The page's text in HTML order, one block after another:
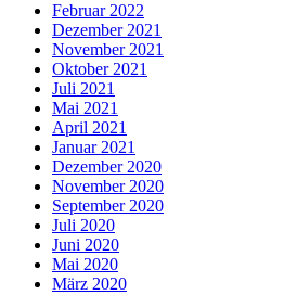
Februar 2022
Dezember 2021
November 2021
Oktober 2021
Juli 2021
Mai 2021
April 2021
Januar 2021
Dezember 2020
November 2020
September 2020
Juli 2020
Juni 2020
Mai 2020
März 2020